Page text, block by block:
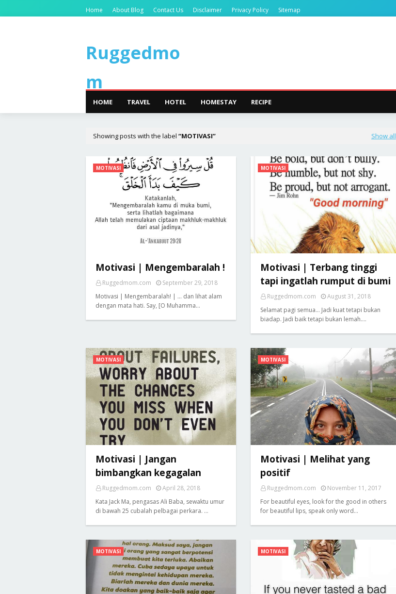
Home About Blog Contact Us Disclaimer Privacy Policy Sitemap
Ruggedmo
m
HOME TRAVEL HOTEL HOMESTAY RECIPE
Showing posts with the label MOTIVASI Show all
MOTIVASI
Motivasi | Mengembaralah !
Ruggedmom.com
September 29, 2018
Motivasi | Mengembaralah! | ... dan lihat alam
dengan mata hati. Say, [O Muhamma…
MOTIVASI
Motivasi | Terbang tinggi
tapi ingatlah rumput di bumi
Ruggedmom.com
August 31, 2018
Selamat pagi semua... Jadi kuat tetapi bukan
biadap. Jadi baik tetapi bukan lemah.…
MOTIVASI
Motivasi | Jangan
bimbangkan kegagalan
Ruggedmom.com
April 28, 2018
Kata Jack Ma, pengasas Ali Baba, sewaktu umur
di bawah 25 cubalah pelbagai perkara. …
MOTIVASI
Motivasi | Melihat yang
positif
Ruggedmom.com
November 11, 2017
For beautiful eyes, look for the good in others
for beautiful lips, speak only word…
MOTIVASI MOTIVASI